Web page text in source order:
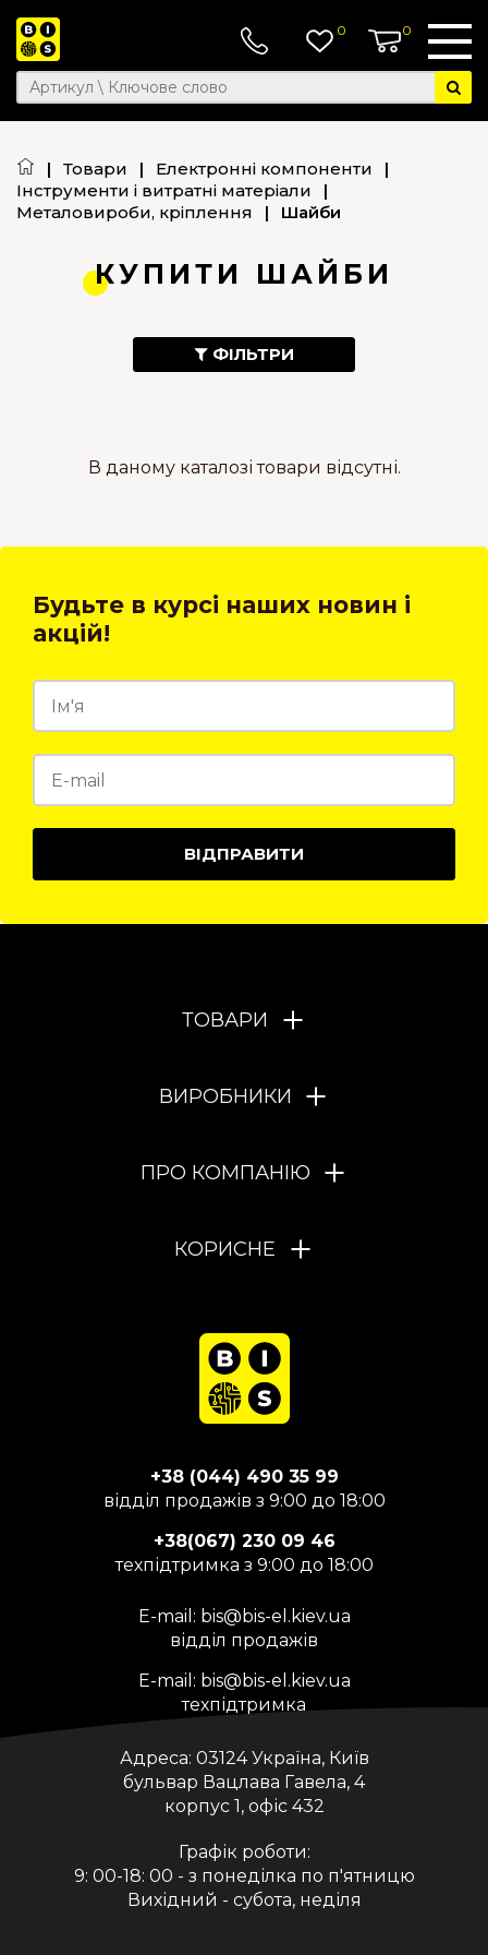
0 0
| Товари | Електронні компоненти
|
Інструменти і витратні матеріали
|
Металовироби, кріплення
| Шайби
КУПИТИ ШАЙБИ
ФІЛЬТРИ
В даному каталозі товари відсутні.
Будьте в курсі наших новин і
акцій!
ВІДПРАВИТИ
ТОВАРИ
ВИРОБНИКИ
ПРО КОМПАНІЮ
КОРИСНЕ
+38 (044) 490 35 99
відділ продажів з 9:00 до 18:00
+38(067) 230 09 46
техпідтримка з 9:00 до 18:00
E-mail: bis@bis-el.kiev.ua
відділ продажів
E-mail: bis@bis-el.kiev.ua
техпідтримка
Адреса: 03124 Україна, Київ
бульвар Вацлава Гавела, 4
корпус 1, офіс 432
Графік роботи:
9: 00-18: 00 - з понеділка по п'ятницю
Вихідний - субота, неділя